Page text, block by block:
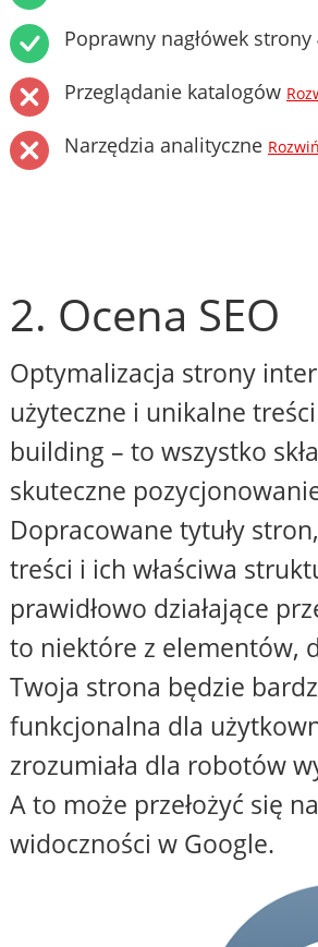
Poprawny nagłówek strony
Przeglądanie katalogów
Narzędzia analityczne Rozwiń
2. Ocena SEO
Optymalizacja strony
użyteczne i unikalne
building – to wszystko
skuteczne
Dopracowane tytuły
treści i ich właściwa
prawidłowo działające
to niektóre z elementów,
Twoja strona będzie
funkcjonalna dla
zrozumiała dla robotów
A to może przełożyć się
widoczności w Google.